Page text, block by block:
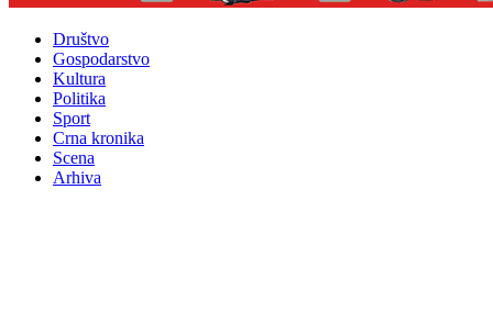
Društvo
Gospodarstvo
Kultura
Politika
Sport
Crna kronika
Scena
Arhiva